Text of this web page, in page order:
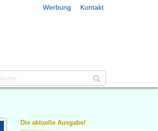
Werbung Kontakt
Die aktuelle Ausgabe!